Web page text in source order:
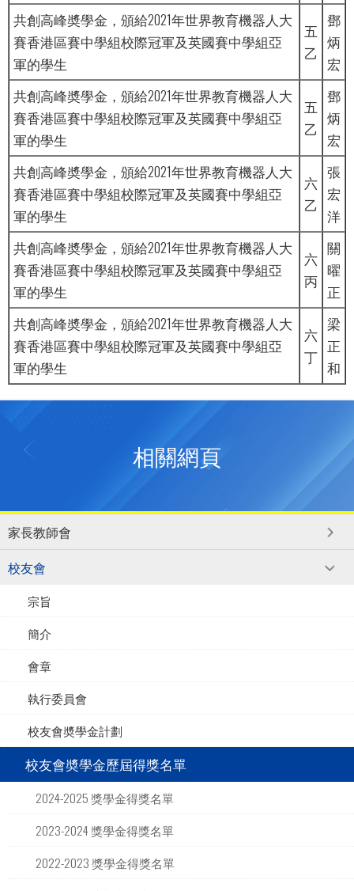
共創高峰奬學金，頒給2021年世界教育機器人大
賽香港區賽中學組校際冠軍及英國賽中學組亞
軍的學生
五
乙
鄧
炳
宏
共創高峰奬學金，頒給2021年世界教育機器人大
賽香港區賽中學組校際冠軍及英國賽中學組亞
軍的學生
五
乙
鄧
炳
宏
共創高峰奬學金，頒給2021年世界教育機器人大
賽香港區賽中學組校際冠軍及英國賽中學組亞
軍的學生
六
乙
張
宏
洋
共創高峰奬學金，頒給2021年世界教育機器人大
賽香港區賽中學組校際冠軍及英國賽中學組亞
軍的學生
六
丙
關
曜
正
共創高峰奬學金，頒給2021年世界教育機器人大
賽香港區賽中學組校際冠軍及英國賽中學組亞
軍的學生
六
丁
梁
正
和
相關網頁
家長教師會
校友會
宗旨
簡介
會章
執行委員會
校友會奬學金計劃
校友會奬學金歷屆得獎名單
2024-2025 獎學金得獎名單
2023-2024 獎學金得獎名單
2022-2023 獎學金得獎名單